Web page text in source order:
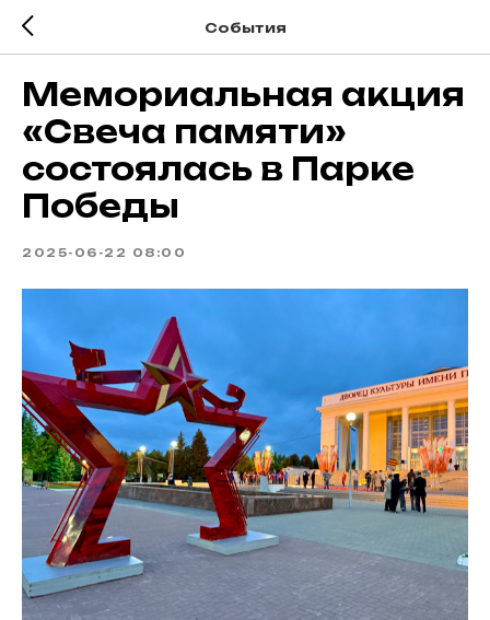
События
Мемориальная акция
«Свеча памяти»
состоялась в Парке
Победы
2025-06-22 08:00